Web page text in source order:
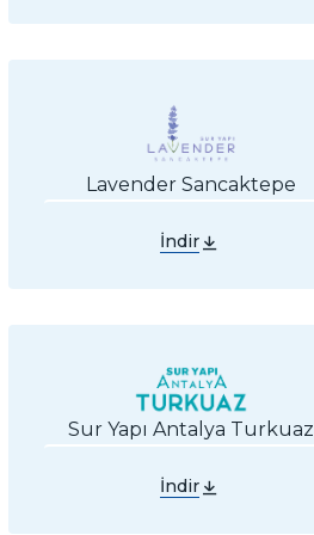
Lavender Sancaktepe
İndir
Sur Yapı Antalya Turkuaz
İndir